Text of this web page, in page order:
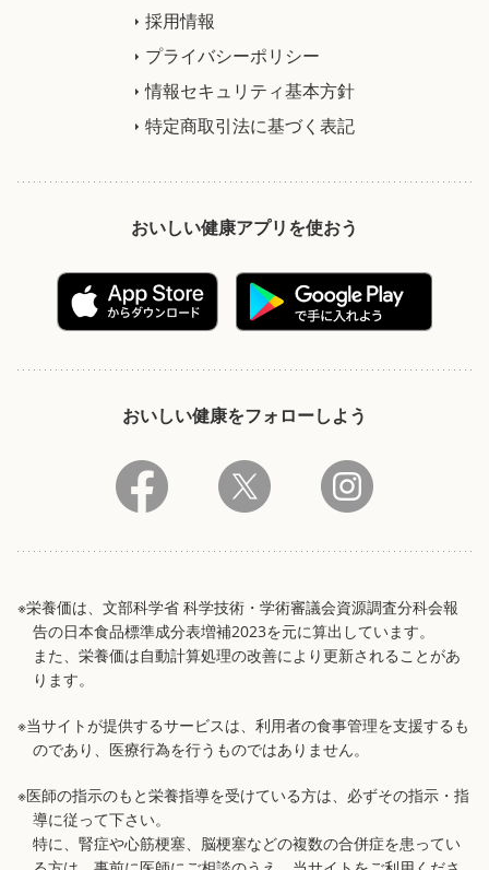
採用情報
プライバシーポリシー
情報セキュリティ基本方針
特定商取引法に基づく表記
おいしい健康アプリを使おう
おいしい健康をフォローしよう
※栄養価は、文部科学省 科学技術・学術審議会資源調査分科会報
告の日本食品標準成分表増補2023を元に算出しています。
また、栄養価は自動計算処理の改善により更新されることがあ
ります。
※当サイトが提供するサービスは、利用者の食事管理を支援するも
のであり、医療行為を行うものではありません。
※医師の指示のもと栄養指導を受けている方は、必ずその指示・指
導に従って下さい。
特に、腎症や心筋梗塞、脳梗塞などの複数の合併症を患ってい